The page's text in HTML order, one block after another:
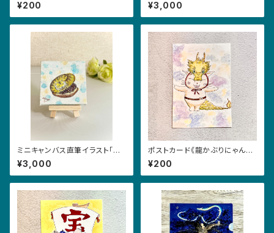
¥200 ¥3,000
ミニキャンバス直筆イラスト「お
かしなお菓子•とら」
¥3,000
ポストカード《龍かぶりにゃんこ・
ワクワク》
¥200